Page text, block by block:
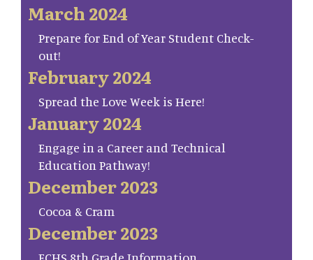
March 2024
Prepare for End of Year Student Check-
out!
February 2024
Spread the Love Week is Here!
January 2024
Engage in a Career and Technical
Education Pathway!
December 2023
Cocoa & Cram
December 2023